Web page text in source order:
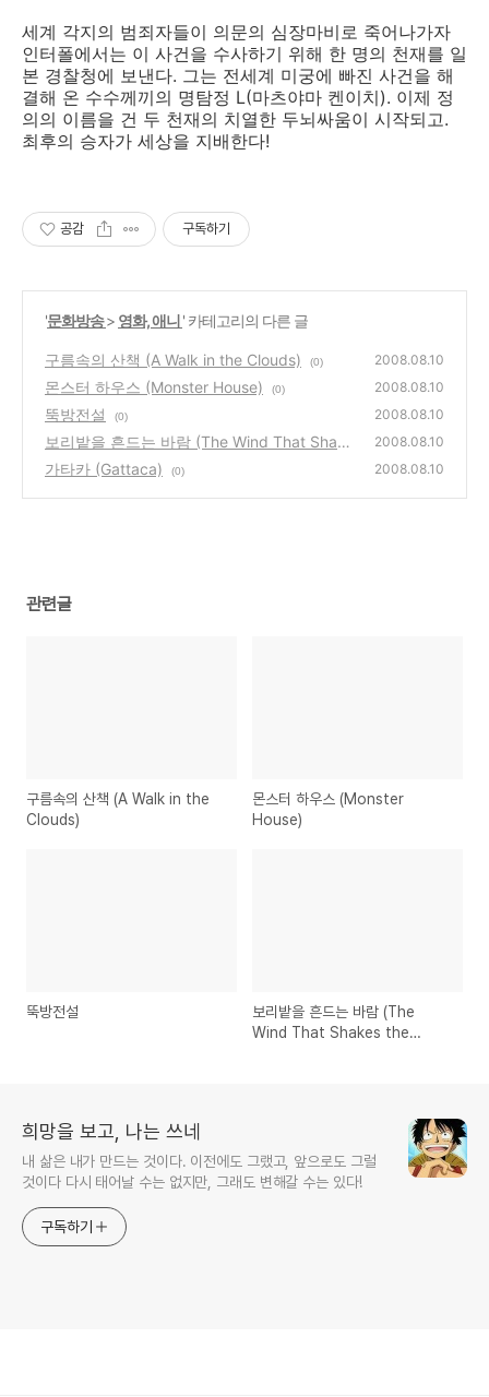
세계 각지의 범죄자들이 의문의 심장마비로 죽어나가자
인터폴에서는 이 사건을 수사하기 위해 한 명의 천재를 일
본 경찰청에 보낸다. 그는 전세계 미궁에 빠진 사건을 해
결해 온 수수께끼의 명탐정 L(마츠야마 켄이치). 이제 정
의의 이름을 건 두 천재의 치열한 두뇌싸움이 시작되고.
최후의 승자가 세상을 지배한다!
공감 구독하기
'문화방송> 영화, 애니' 카테고리의 다른 글
구름속의 산책 (A Walk in the Clouds) (0) 2008.08.10
몬스터 하우스 (Monster House) (0) 2008.08.10
뚝방전설 (0) 2008.08.10
보리밭을 흔드는 바람 (The Wind That Shake
s the Barley)
(0)
2008.08.10
가타카 (Gattaca) (0) 2008.08.10
관련글
구름속의 산책 (A Walk in the
Clouds)
몬스터 하우스 (Monster
House)
뚝방전설
보리밭을 흔드는 바람 (The
Wind That Shakes the
희망을 보고, 나는 쓰네
내 삶은 내가 만드는 것이다. 이전에도 그랬고, 앞으로도 그럴
것이다 다시 태어날 수는 없지만, 그래도 변해갈 수는 있다!
구독하기